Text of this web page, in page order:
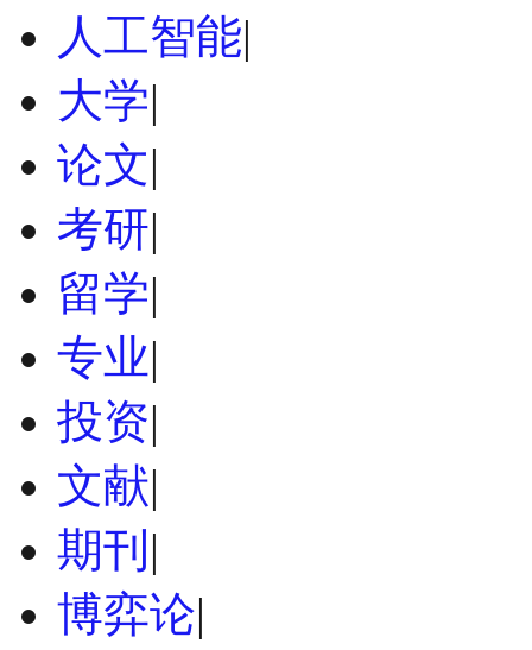
人工智能|
大学|
论文|
考研|
留学|
专业|
投资|
文献|
期刊 |
博弈论|